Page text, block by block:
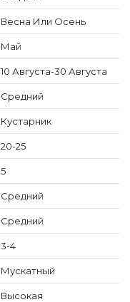
Весна Или Осень
Май
10 Августа-30 Августа
Средний
Кустарник
20-25
5
Средний
Средний
3-4
Мускатный
Высокая